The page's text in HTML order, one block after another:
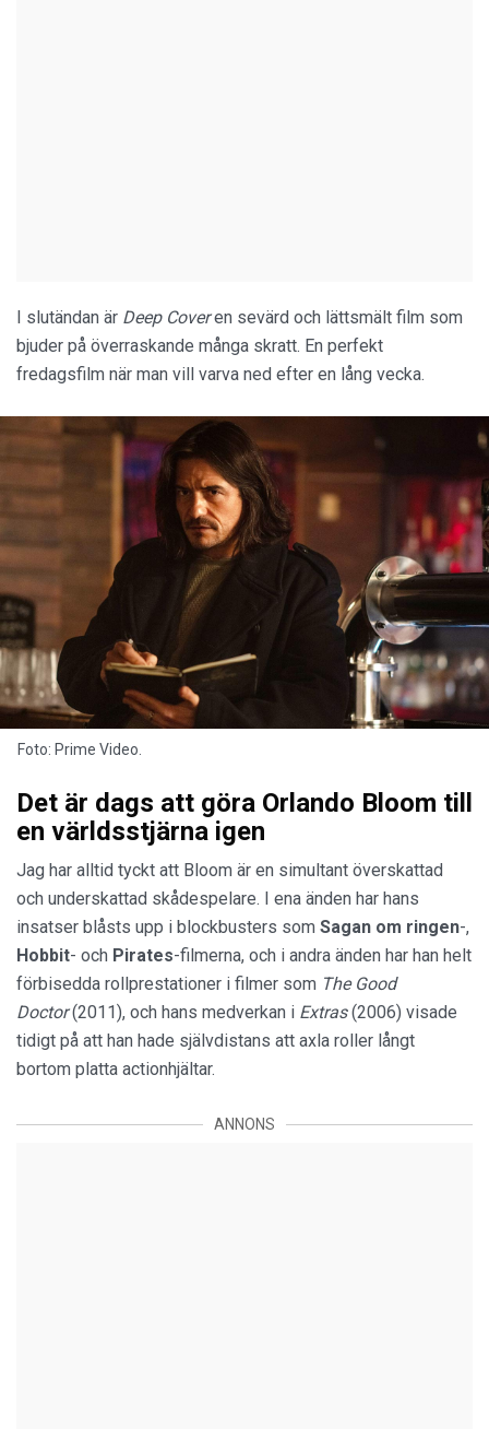
I slutändan är Deep Coveren sevärd och lättsmält film som
bjuder på överraskande många skratt. En perfekt
fredagsfilm när man vill varva ned efter en lång vecka.
Foto: Prime Video.
Det är dags att göra Orlando Bloom till
en världsstjärna igen
Jag har alltid tyckt att Bloom är en simultant överskattad
och underskattad skådespelare. I ena änden har hans
insatser blåsts upp i blockbusters som Sagan om ringen-,
Hobbit- och Pirates-filmerna, och i andra änden har han helt
förbisedda rollprestationer i filmer som The Good
Doctor(2011), och hans medverkan i Extras(2006) visade
tidigt på att han hade självdistans att axla roller långt
bortom platta actionhjältar.
ANNONS